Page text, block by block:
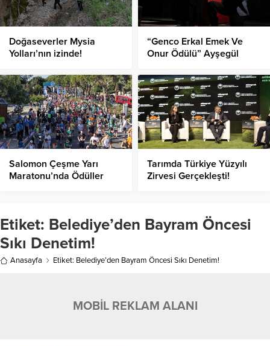
Doğaseverler Mysia
Yolları’nın izinde!
“Genco Erkal Emek Ve
Onur Ödülü” Ayşegül
Salomon Çeşme Yarı
Maratonu’nda Ödüller
Tarımda Türkiye Yüzyılı
Zirvesi Gerçekleşti!
Etiket: Belediye’den Bayram Öncesi
Sıkı Denetim!
Anasayfa Etiket: Belediye’den Bayram Öncesi Sıkı Denetim!
MOBİL REKLAM ALANI